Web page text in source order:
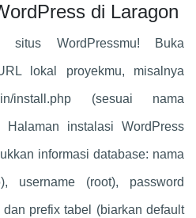
di Laragon
situs WordPressmu! Buka
lokal proyekmu, misalnya
install.php (sesuai nama
instalasi WordPress
informasi database: nama
username (root), password
prefix tabel (biarkan default